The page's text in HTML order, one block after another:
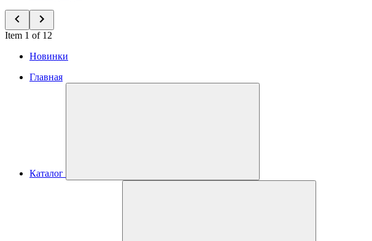
Item 1 of 12
Новинки
Главная
Каталог